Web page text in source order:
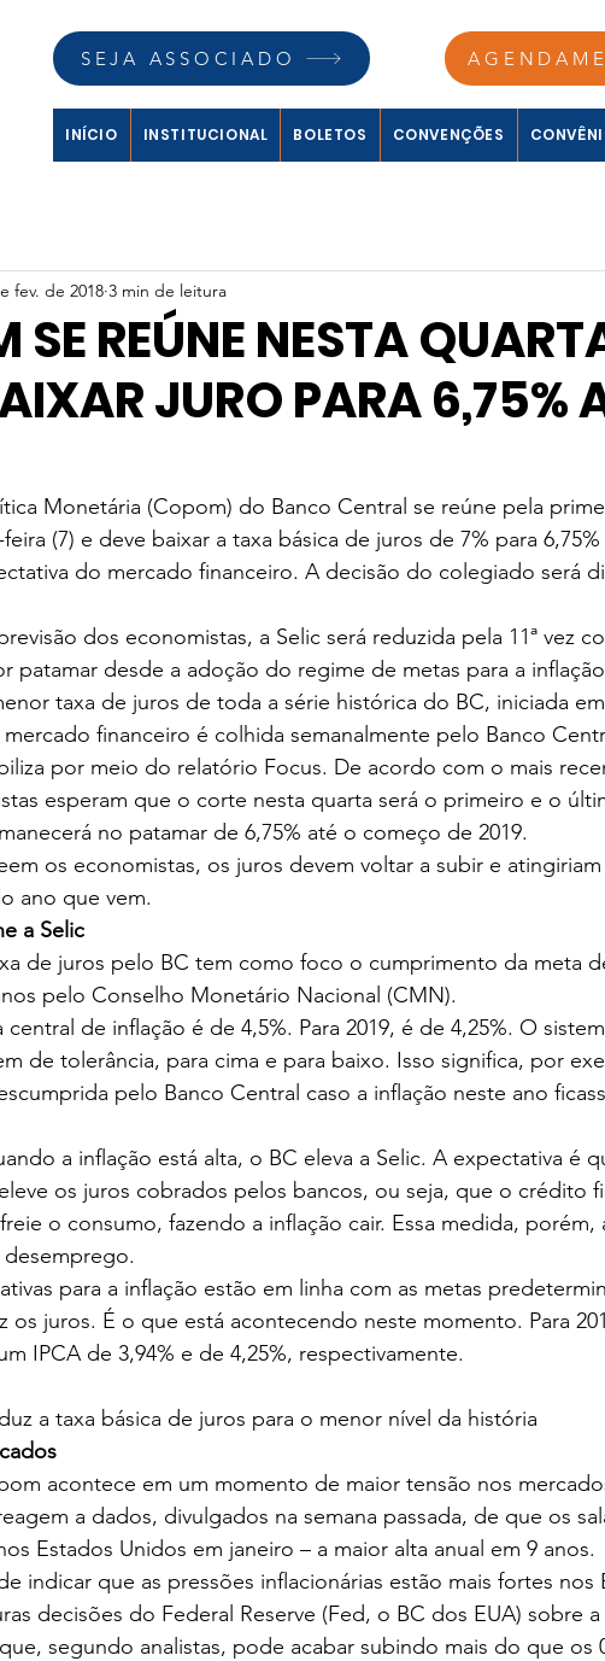
SEJA ASSOCIADO
INÍCIO INSTITUCIONAL BOLETOS CONVENÇÕES
SE REÚNE NESTA
JURO PARA 6,75%
fev. de 2018 3 min de leitura
Monetária (Copom) do Banco Central se reúne pela
(7) e deve baixar a taxa básica de juros de 7% para
do mercado financeiro. A decisão do colegiado será
dos economistas, a Selic será reduzida pela 11ª vez
patamar desde a adoção do regime de metas para a
taxa de juros de toda a série histórica do BC, iniciada em
financeiro é colhida semanalmente pelo Banco
por meio do relatório Focus. De acordo com o mais
esperam que o corte nesta quarta será o primeiro e o
no patamar de 6,75% até o começo de 2019.
os economistas, os juros devem voltar a subir e
ano que vem.
a Selic
de juros pelo BC tem como foco o cumprimento da meta
pelo Conselho Monetário Nacional (CMN).
central de inflação é de 4,5%. Para 2019, é de 4,25%. O
de tolerância, para cima e para baixo. Isso significa, por
pelo Banco Central caso a inflação neste ano
a inflação está alta, o BC eleva a Selic. A expectativa é
os juros cobrados pelos bancos, ou seja, que o crédito
o consumo, fazendo a inflação cair. Essa medida, porém,
para a inflação estão em linha com as metas
os juros. É o que está acontecendo neste momento. Para
IPCA de 3,94% e de 4,25%, respectivamente.
a taxa básica de juros para o menor nível da história
acontece em um momento de maior tensão nos
a dados, divulgados na semana passada, de que os
Estados Unidos em janeiro – a maior alta anual em 9 anos.
indicar que as pressões inflacionárias estão mais fortes nos
decisões do Federal Reserve (Fed, o BC dos EUA) sobre
segundo analistas, pode acabar subindo mais do que os